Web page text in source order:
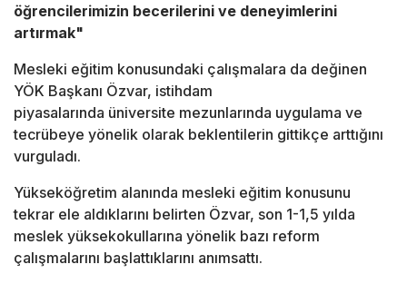
öğrencilerimizin becerilerini ve deneyimlerini
artırmak"
Mesleki eğitim konusundaki çalışmalara da değinen
YÖK Başkanı Özvar, istihdam
piyasalarında üniversite mezunlarında uygulama ve
tecrübeye yönelik olarak beklentilerin gittikçe arttığını
vurguladı.
Yükseköğretim alanında mesleki eğitim konusunu
tekrar ele aldıklarını belirten Özvar, son 1-1,5 yılda
meslek yüksekokullarına yönelik bazı reform
çalışmalarını başlattıklarını anımsattı.